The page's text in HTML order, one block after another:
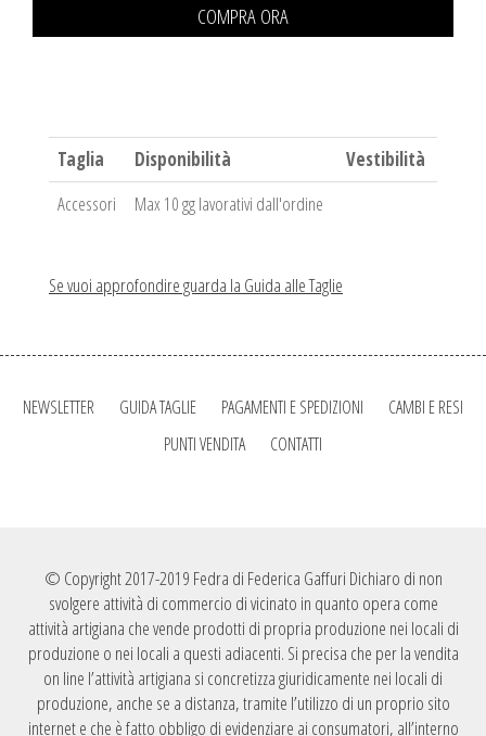
COMPRA ORA
Taglia Disponibilità
Vestibilità
Accessori
Max 10 gg lavorativi dall'ordine
Se vuoi approfondire guarda la Guida alle Taglie
NEWSLETTER GUIDA TAGLIE PAGAMENTI E SPEDIZIONI
CAMBI E RESI
PUNTI VENDITA
CONTATTI
© Copyright 2017-2019 Fedra di Federica Gaffuri Dichiaro di non
svolgere attività di commercio di vicinato in quanto opera come
attività artigiana che vende prodotti di propria produzione nei locali di
produzione o nei locali a questi adiacenti. Si precisa che per la vendita
on line l’attività artigiana si concretizza giuridicamente nei locali di
produzione, anche se a distanza, tramite l’utilizzo di un proprio sito
internet e che è fatto obbligo di evidenziare ai consumatori, all’interno